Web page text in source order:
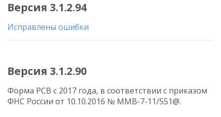
Версия 3.1.2.94
Исправлены ошибки
Версия 3.1.2.90
Форма РСВ с 2017 года, в соответствии с приказом
ФНС России от 10.10.2016 № ММВ-7-11/551@.